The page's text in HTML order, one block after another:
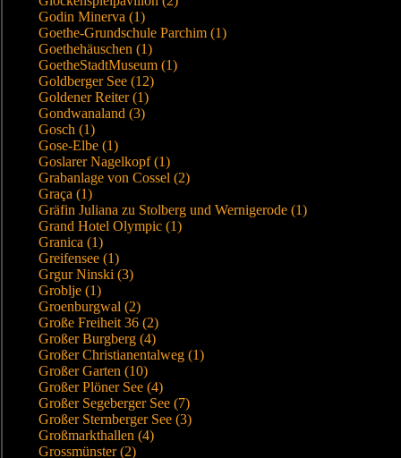
Godin Minerva (1)
Goethe-Grundschule Parchim (1)
Goethehäuschen (1)
GoetheStadtMuseum (1)
Goldberger See (12)
Goldener Reiter (1)
Gondwanaland (3)
Gosch (1)
Gose-Elbe (1)
Goslarer Nagelkopf (1)
Grabanlage von Cossel (2)
Graça (1)
Gräfin Juliana zu Stolberg und Wernigerode (1)
Grand Hotel Olympic (1)
Granica (1)
Greifensee (1)
Grgur Ninski (3)
Groblje (1)
Groenburgwal (2)
Große Freiheit 36 (2)
Großer Burgberg (4)
Großer Christianentalweg (1)
Großer Garten (10)
Großer Plöner See (4)
Großer Segeberger See (7)
Großer Sternberger See (3)
Großmarkthallen (4)
Grossmünster (2)